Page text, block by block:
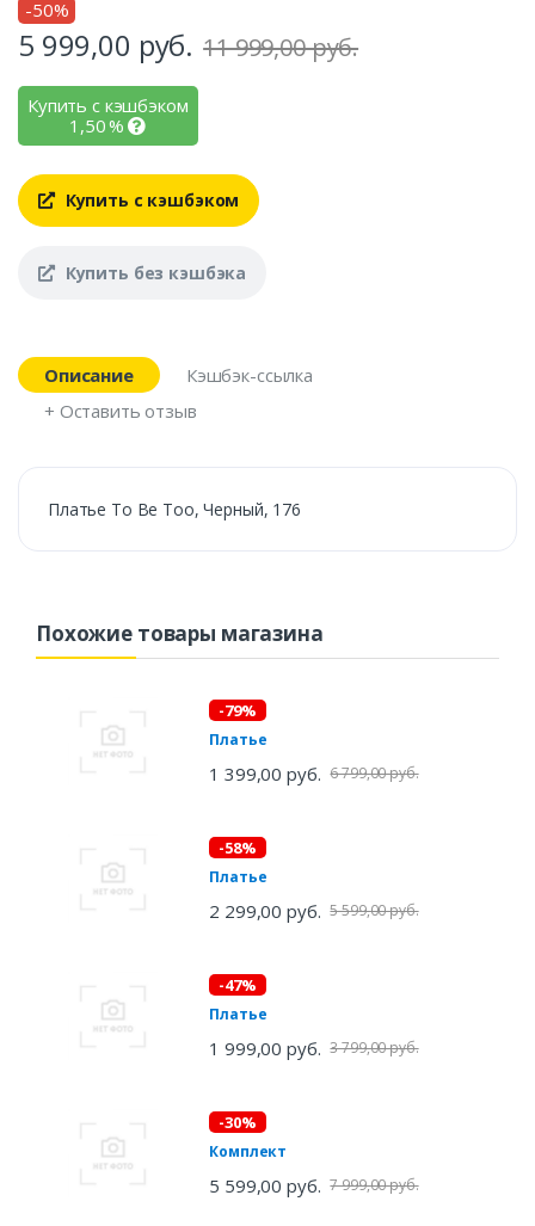
-50%
5 999,00 руб. 11 999,00 руб.
Купить с кэшбэком
1,50%
Купить с кэшбэком
Купить без кэшбэка
Описание
Кэшбэк-ссылка
+ Оставить отзыв
Платье To Be Too, Черный, 176
Похожие товары магазина
-79%
Платье
1 399,00 руб. 6 799,00 руб.
-58%
Платье
2 299,00 руб. 5 599,00 руб.
-47%
Платье
1 999,00 руб. 3 799,00 руб.
-30%
Комплект
5 599,00 руб. 7 999,00 руб.